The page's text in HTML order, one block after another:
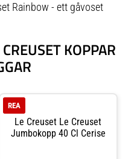
Rainbow - ett gåvoset
KOPPAR
Le Creuset Le Creuset
Jumbokopp 40 Cl Cerise
REA